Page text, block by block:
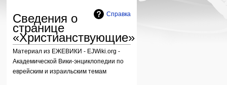
Справка
Сведения о
странице
«Христианствующие»
Материал из ЕЖЕВИКИ - EJWiki.org -
Академической Вики-энциклопедии по
еврейским и израильским темам